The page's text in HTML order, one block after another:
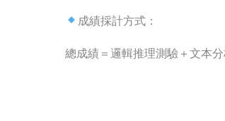
成績採計方式：
總成績＝邏輯推理測驗＋文本